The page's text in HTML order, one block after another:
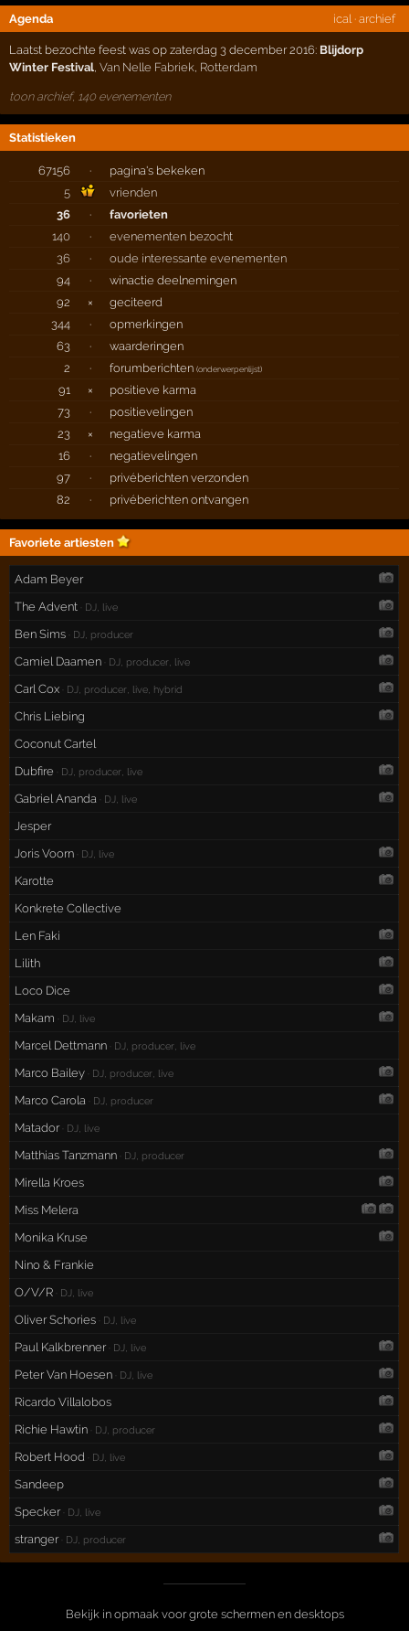
Agenda ical· archief
Laatst bezochte feest was op zaterdag 3 december 2016: Blijdorp
Winter Festival,Van Nelle Fabriek, Rotterdam
toon archief, 140 evenementen
Statistieken
67156 ·
pagina's bekeken
5
vrienden
36
·
favorieten
140
·
evenementen bezocht
36
·
oude interessante evenementen
94
·
winactie deelnemingen
92
×
geciteerd
344
·
opmerkingen
63
·
waarderingen
2
· forumberichten(onderwerpenlijst)
91 ×
positieve karma
73
·
positievelingen
23
×
negatieve karma
16
·
negatievelingen
97
·
privéberichten verzonden
82
· privéberichten ontvangen
Favoriete artiesten
Adam Beyer
The Advent · DJ, live
Ben Sims · DJ, producer
Camiel Daamen · DJ, producer, live
Carl Cox · DJ, producer, live, hybrid
Chris Liebing
Coconut Cartel
Dubfire
· DJ, producer, live
Gabriel Ananda · DJ, live
Jesper
Joris Voorn · DJ, live
Karotte
Konkrete Collective
Len Faki
Lilith
Loco Dice
Makam
· DJ, live
Marcel Dettmann · DJ, producer, live
Marco Bailey · DJ, producer, live
Marco Carola · DJ, producer
Matador· DJ, live
Matthias Tanzmann · DJ, producer
Mirella Kroes
Miss Melera
Monika Kruse
Nino & Frankie
O/V/R · DJ, live
Oliver Schories · DJ, live
Paul Kalkbrenner· DJ, live
Peter Van Hoesen · DJ, live
Ricardo Villalobos
Richie Hawtin · DJ, producer
Robert Hood · DJ, live
Sandeep
Specker· DJ, live
stranger· DJ, producer
Bekijk in opmaak voor grote schermen en desktops